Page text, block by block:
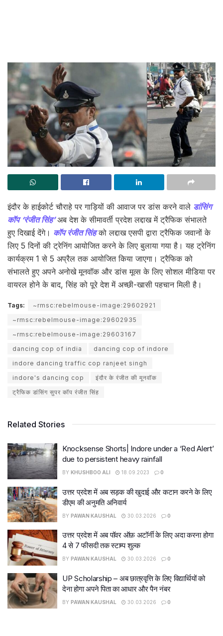
इंदौर के हाईकोर्ट चौराहे पर गाड़ियों की आवाज पर डांस करने वाले डांसिंग
कॉप ‘रंजीत सिंह’अब देश के सीमावर्ती प्रदेश लद्दाख में ट्रैफिक संभालते
हुए दिखाई देंगे। कॉप रंजीत सिंहको लद्दाख एसपी द्वारा ट्रैफिक जवानों के
लिए 5 दिनों की ट्रेनिंग आयोजित करने के लिए बुलाया गया है। यह ट्रेनिंग
कार्यक्रम 1 से 5 अप्रैल तक आयोजित किया जाएगा। ट्रैफिक को
संभालते हुए अपने अनोखे मूनवॉक और डांस मूव्स के लिए सोशल मीडिया पर
वायरल होने के बाद, सिंह को पूरे देश में अच्छी-खासी पहचान मिली है।
Tags:
~rmsc:rebelmouse-image:29602921
~rmsc:rebelmouse-image:29602935
~rmsc:rebelmouse-image:29603167
dancing cop of india
dancing cop of indore
indore dancing traffic cop ranjeet singh
indore's dancing cop
इंदौर के रंजीत की मूनवॉक
ट्रैफिक डांसिंग सुपर कॉप रंजीत सिंह
Related Stories
Knocksense Shorts| Indore under a ‘Red Alert’
due to persistent heavy rainfall
BY KHUSHBOO ALI 18.09.2023 0
उत्तर प्रदेश में अब सड़क की खुदाई और कटान करने के लिए
डीएम की अनुमति अनिवार्य
BY PAWAN KAUSHAL 30.03.2026 0
उत्तर प्रदेश में अब पॉवर ऑफ़ अटॉर्नी के लिए अदा करना होगा
4 से 7 फीसदी तक स्टाम्प शुल्क
BY PAWAN KAUSHAL 30.03.2026 0
UP Scholarship – अब छात्रवृत्ति के लिए विद्यार्थियों को
देना होगा अपने पिता का आधार और पैन नंबर
BY PAWAN KAUSHAL 30.03.2026 0